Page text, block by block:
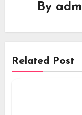
By
Related Post